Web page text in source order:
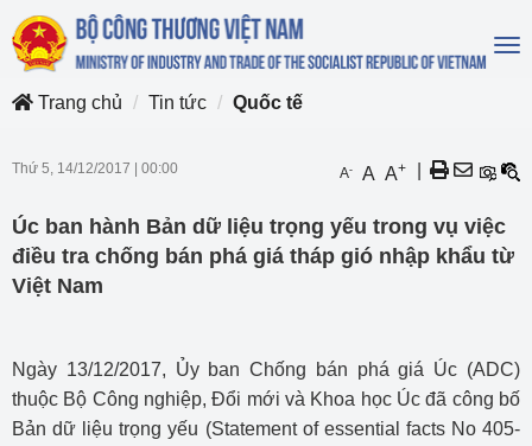
Trang chủ
Tin tức Quốc tế
Thứ 5, 14/12/2017 00:00 A- A A+
Úc ban hành Bản dữ liệu trọng yếu trong vụ việc
điều tra chống bán phá giá tháp gió nhập khẩu từ
Việt Nam
Ngày 13/12/2017, Ủy ban Chống bán phá giá Úc (ADC)
thuộc Bộ Công nghiệp, Đổi mới và Khoa học Úc đã công bố
Bản dữ liệu trọng yếu (Statement of essential facts No 405-